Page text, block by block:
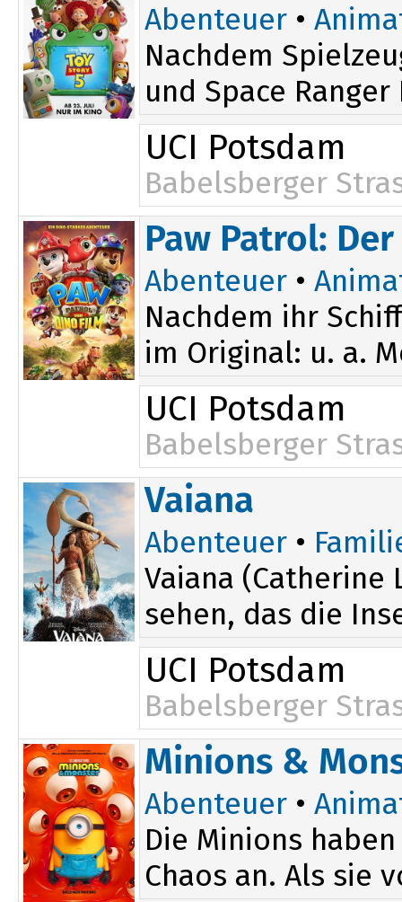
Abenteuer •
Nachdem
und Space
UCI Potsdam
Babelsberger
Paw Patrol:
Abenteuer •
Nachdem ihr
im Original: u. a.
UCI Potsdam
Babelsberger
Vaiana
Abenteuer •
Vaiana
sehen, das die
UCI Potsdam
Babelsberger
Minions &
Abenteuer •
Die Minions
Chaos an. Als sie